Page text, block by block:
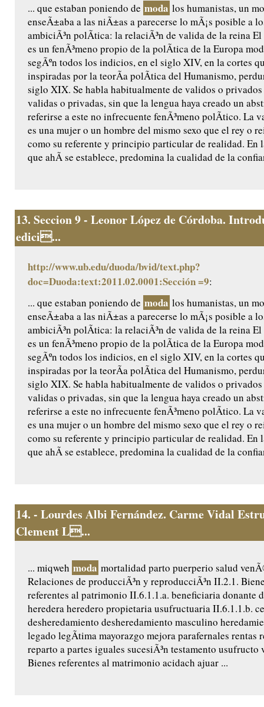
... que estaban poniendo de moda los humanistas, un
enseÃ±aba a las niÃ±as a parecerse lo mÃ¡s posible a
ambiciÃ³n polÃ­tica: la relaciÃ³n de valida de la reina
es un fenÃ³meno propio de la polÃ­tica de la Europa
segÃºn todos los indicios, en el siglo XIV, en la cortes
inspiradas por la teorÃ­a polÃ­tica del Humanismo,
siglo XIX. Se habla habitualmente de validos o privados
validas o privadas, sin que la lengua haya creado un
referirse a este no infrecuente fenÃ³meno polÃ­tico. La
es una mujer o un hombre del mismo sexo que el rey o
como su referente y principio particular de realidad. En
que ahÃ­ se establece, predomina la cualidad de la
13. Seccion 9 - Leonor López de Córdoba.
edici...
http://www.ub.edu/duoda/bvid/text.php?
doc=Duoda:text:2011.02.0001:Sección =9:
... que estaban poniendo de moda los humanistas, un
enseÃ±aba a las niÃ±as a parecerse lo mÃ¡s posible a
ambiciÃ³n polÃ­tica: la relaciÃ³n de valida de la reina
es un fenÃ³meno propio de la polÃ­tica de la Europa
segÃºn todos los indicios, en el siglo XIV, en la cortes
inspiradas por la teorÃ­a polÃ­tica del Humanismo,
siglo XIX. Se habla habitualmente de validos o privados
validas o privadas, sin que la lengua haya creado un
referirse a este no infrecuente fenÃ³meno polÃ­tico. La
es una mujer o un hombre del mismo sexo que el rey o
como su referente y principio particular de realidad. En
que ahÃ­ se establece, predomina la cualidad de la
14. - Lourdes Albi Fernández. Carme Vidal
Clement L...
... miqweh moda mortalidad parto puerperio salud
Relaciones de producciÃ³n y reproducciÃ³n II.2.1.
referentes al patrimonio II.6.1.1.a. beneficiaria donante
heredera heredero propietaria usufructuaria II.6.1.1.b.
desheredamiento desheredamiento masculino
legado legÃ­tima mayorazgo mejora parafernales rentas
reparto a partes iguales sucesiÃ³n testamento
Bienes referentes al matrimonio acidach ajuar ...